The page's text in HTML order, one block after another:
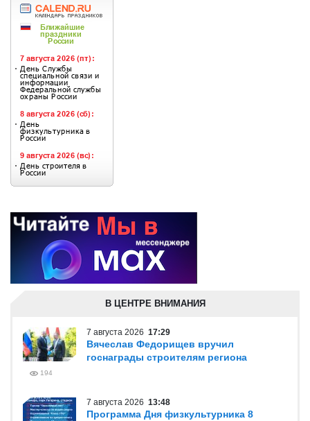
В ЦЕНТРЕ ВНИМАНИЯ
7 августа 2026 17:29
Вячеслав Федорищев вручил
госнаграды строителям региона
194
7 августа 2026 13:48
Программа Дня физкультурника 8